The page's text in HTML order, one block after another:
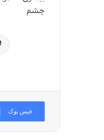
چشم
فیس بوک